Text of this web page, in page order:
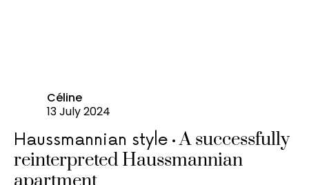
Céline
13 July 2024
Haussmannian style A successfully
reinterpreted Haussmannian